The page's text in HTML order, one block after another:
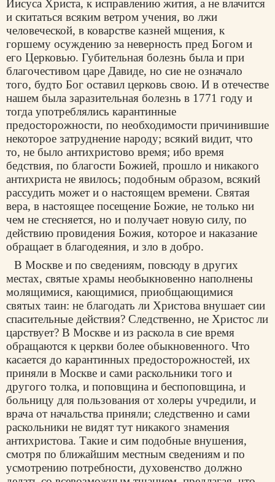
Иисуса Христа, к исправлению жития, а не влачится
и скитаться всяким ветром учения, во лжи
человеческой, в коварстве казней мщения, к
горшему осуждению за неверность пред Богом и
его Церковью. Губительная болезнь была и при
благочестивом царе Давиде, но сие не означало
того, будто Бог оставил церковь свою. И в отечестве
нашем была заразительная болезнь в 1771 году и
тогда употреблялись карантинные
предосторожности, по необходимости причинившие
некоторое затруднение народу; всякий видит, что
то, не было антихристово время; ибо время
бедствия, по благости Божией, прошло и никакого
антихриста не явилось; подобным образом, всякий
рассудить может и о настоящем времени. Святая
вера, в настоящее посещение Божие, не только ни
чем не стесняется, но и получает новую силу, по
действию провидения Божия, которое и наказание
обращает в благодеяния, и зло в добро.
В Москве и по сведениям, повсюду в других
местах, святые храмы необыкновенно наполнены
молящимися, кающимися, приобщающимися
святых таин: не благодать ли Христова внушает сии
спасительные действия? Следственно, не Христос ли
царствует? В Москве и из раскола в сие время
обращаются к церкви более обыкновенного. Что
касается до карантинных предосторожностей, их
приняли в Москве и сами раскольники того и
другого толка, и поповщина и беспоповщина, и
больницу для пользования от холеры учредили, и
врача от начальства приняли; следственно и сами
раскольники не видят тут никакого знамения
антихристова. Такие и сим подобные внушения,
смотря по ближайшим местным сведениям и по
усмотрению потребности, духовенство должно